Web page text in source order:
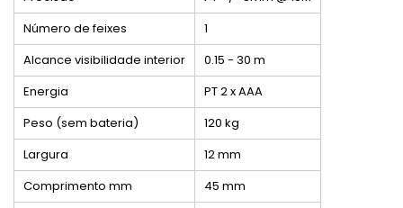
Número de feixes
1
Alcance visibilidade interior
0.15 - 30 m
Energia
PT 2 x AAA
Peso (sem bateria)
120 kg
Largura
12 mm
Comprimento mm
45 mm